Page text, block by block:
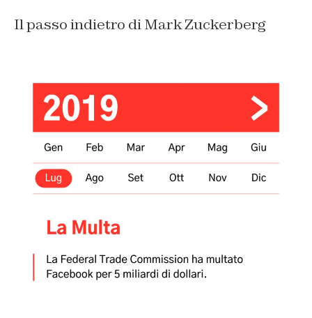
Il passo indietro di Mark Zuckerberg